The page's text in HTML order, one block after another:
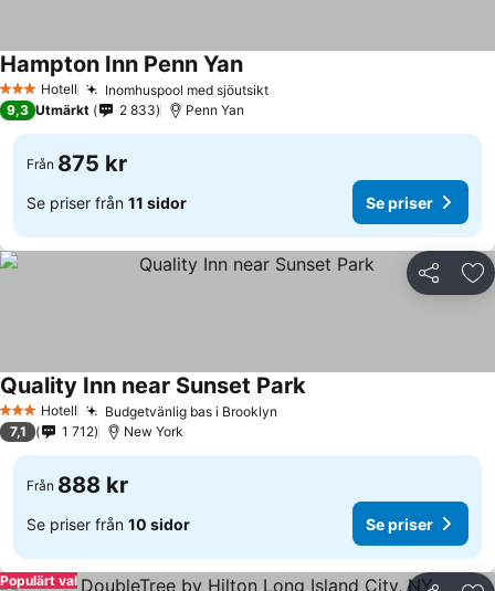
3 StjärnorHotell Inomhuspool med sjöutsikt
Hampton Inn Penn Yan
9,3 Utmärkt 2 833 Penn Yan
Från 875 kr
Se priser från 11 sidor Se priser
Dela
3 StjärnorHotell Budgetvänlig bas i Brooklyn
Quality Inn near Sunset Park
7,1 1 712 New York
Från 888 kr
Se priser från 10 sidor Se priser
Populärt val